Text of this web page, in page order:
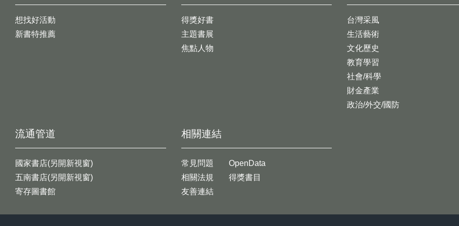
想找好活動
新書特推薦
台灣采風
生活藝術
文化歷史
教育學習
社會/科學
財金產業
政治/外交/國防
得獎好書
主題書展
焦點人物
流通管道
國家書店(另開新視窗)
五南書店(另開新視窗)
寄存圖書館
相關連結
常見問題
相關法規
友善連結
OpenData
得獎書目